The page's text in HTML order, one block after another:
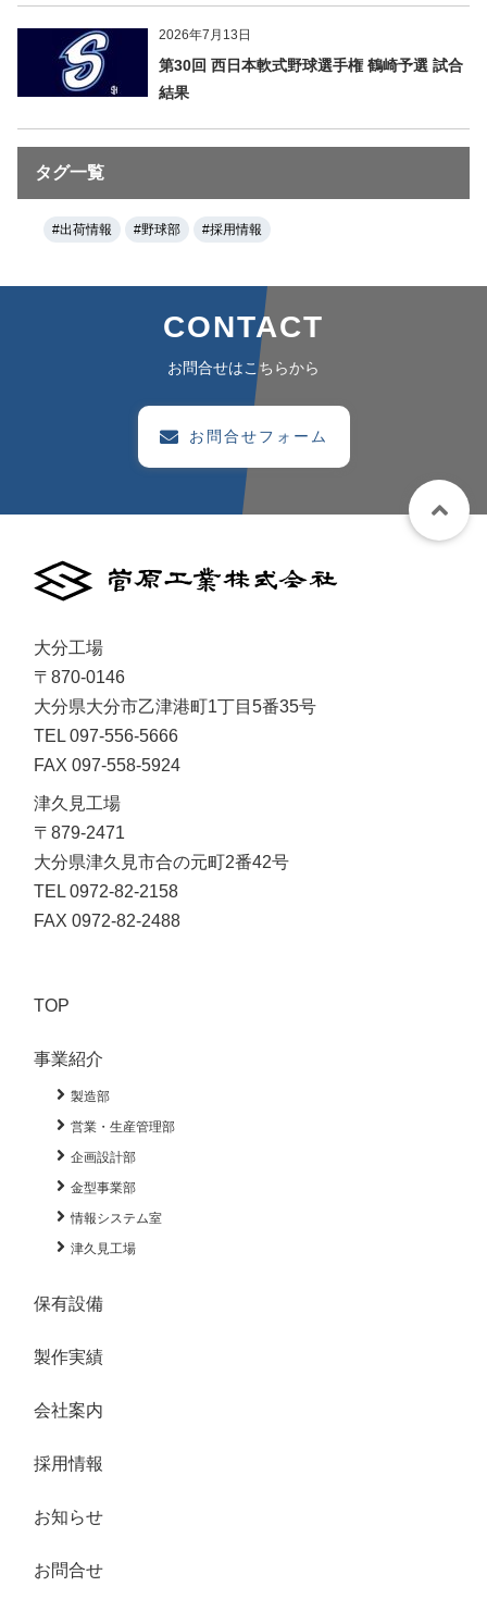
2026年7月13日
第30回 西日本軟式野球選手権 鶴崎予選 試合
結果
タグ一覧
#出荷情報 #野球部 #採用情報
CONTACT
お問合せはこちらから
お問合せフォーム
大分工場
〒870-0146
大分県大分市乙津港町1丁目5番35号
TEL 097-556-5666
FAX 097-558-5924
津久見工場
〒879-2471
大分県津久見市合の元町2番42号
TEL 0972-82-2158
FAX 0972-82-2488
TOP
事業紹介
製造部
営業・生産管理部
企画設計部
金型事業部
情報システム室
津久見工場
保有設備
製作実績
会社案内
採用情報
お知らせ
お問合せ